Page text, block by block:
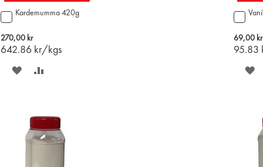
Kardemumma 420g
270,00 kr
642.86 kr/kgs
Lägg
i
varukorgen
SPARA
69,00 kr
95.83
Lägg
i